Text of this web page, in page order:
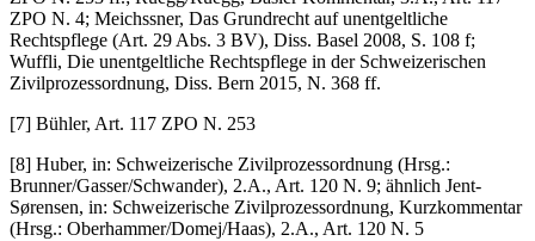
ZPO N. 4; Meichssner, Das Grundrecht auf unentgeltliche
Rechtspflege (Art. 29 Abs. 3 BV), Diss. Basel 2008, S. 108 f;
Wuffli, Die unentgeltliche Rechtspflege in der Schweizerischen
Zivilprozessordnung, Diss. Bern 2015, N. 368 ff.
[7] Bühler, Art. 117 ZPO N. 253
[8] Huber, in: Schweizerische Zivilprozessordnung (Hrsg.:
Brunner/Gasser/Schwander), 2.A., Art. 120 N. 9; ähnlich Jent-
Sørensen, in: Schweizerische Zivilprozessordnung, Kurzkommentar
(Hrsg.: Oberhammer/Domej/Haas), 2.A., Art. 120 N. 5